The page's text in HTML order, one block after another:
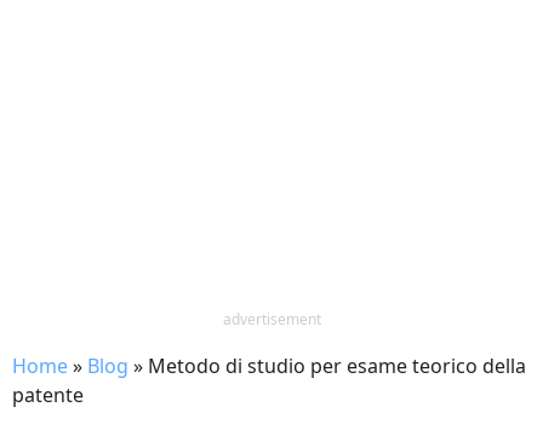
advertisement
Home» Blog » Metodo di studio per esame teorico della
patente